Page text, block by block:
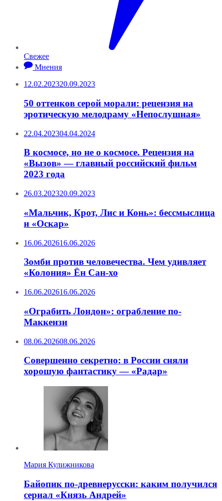
Свежее
Мнения
12.02.202320.09.2023
50 оттенков серой морали: рецензия на
эротическую мелодраму «Непослушная»
22.04.202304.04.2024
В космосе, но не о космосе. Рецензия на
«Вызов» — главный российский фильм
2023 года
26.03.202320.09.2023
«Мальчик, Крот, Лис и Конь»: бессмыслица
и «Оскар»
16.06.202616.06.2026
Зомби против человечества. Чем удивляет
«Колония» Ён Сан-хо
16.06.202616.06.2026
«Ограбить Лондон»: ограбление по-
Маккензи
08.06.202608.06.2026
Совершенно секретно: в России сняли
хорошую фантастику — «Радар»
Мария Кулижникова
Байопик по-древнерусски: каким получился
сериал «Князь Андрей»